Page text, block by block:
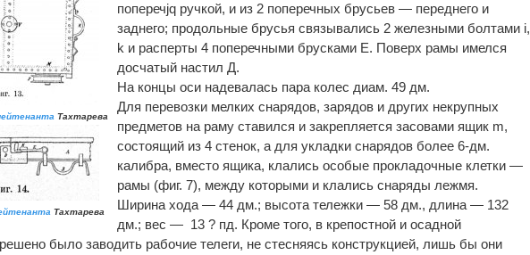
Тахтарева
Тахтарева
поперечjq ручкой, и из 2 поперечных брусьев — переднего и
заднего; продольные брусья связывались 2 железными болтами i,
k и расперты 4 поперечными брусками Е. Поверх рамы имелся
досчатый настил Д.
На концы оси надевалась пара колес диам. 49 дм.
Для перевозки мелких снарядов, зарядов и других некрупных
предметов на раму ставился и закрепляется засовами ящик m,
состоящий из 4 стенок, а для укладки снарядов более 6-дм.
калибра, вместо ящика, клались особые прокладочные клетки —
рамы (фиг. 7), между которыми и клались снаряды лежмя.
Ширина хода — 44 дм.; высота тележки — 58 дм., длина — 132
дм.; вес — 13 ? пд. Кроме того, в крепостной и осадной
было заводить рабочие телеги, не стесняясь конструкцией, лишь бы они